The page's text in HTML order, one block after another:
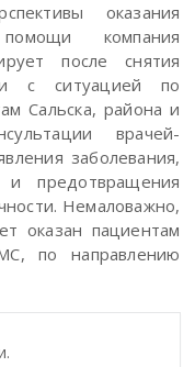
оказания
компания
после снятия
с ситуацией по
Сальска, района и
врачей-
заболевания,
и предотвращения
Немаловажно,
оказан пациентам
по направлению